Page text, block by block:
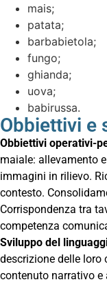
mais;
patata;
barbabietola;
fungo;
ghianda;
uova;
babirussa.
Obbiettivi e
Obbiettivi operativi-
maiale: allevamento
immagini in rilievo.
contesto.
Corrispondenza tra
competenza
Sviluppo del
descrizione delle loro
contenuto narrativo